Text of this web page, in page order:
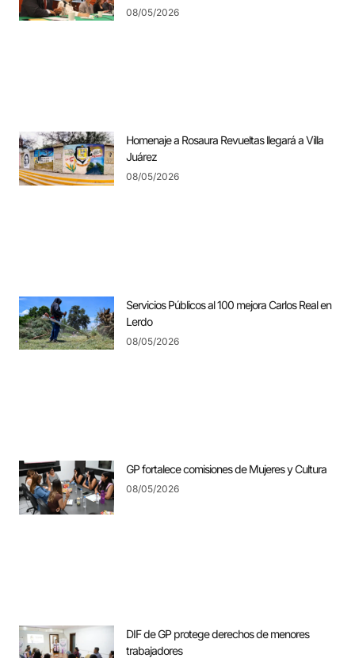
08/05/2026
Homenaje a Rosaura Revueltas llegará a Villa
Juárez
08/05/2026
Servicios Públicos al 100 mejora Carlos Real en
Lerdo
08/05/2026
GP fortalece comisiones de Mujeres y Cultura
08/05/2026
DIF de GP protege derechos de menores
trabajadores